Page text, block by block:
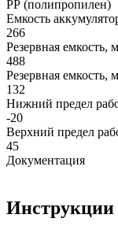
РР (полипропилен)
Емкость
266
Резервная емкость,
488
Резервная емкость,
132
Нижний предел
-20
Верхний предел
45
Документация
Инструкции